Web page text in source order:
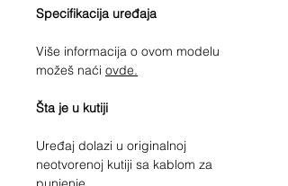
Specifikacija uređaja
Više informacija o ovom modelu
možeš naći ovde.
Šta je u kutiji
Uređaj dolazi u originalnoj
neotvorenoj kutiji sa kablom za